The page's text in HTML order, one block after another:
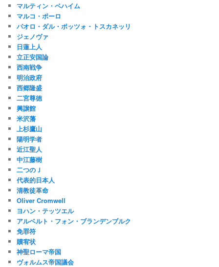
マルティン・ベハイム
マルコ・ポーロ
パオロ・ダル・ポッツォ・トスカネッリ
ジェノヴァ
日蓮上人
立正安国論
西南戦争
明治政府
西郷隆盛
二宮尊徳
興譲館
米沢藩
上杉鷹山
陽明学者
近江聖人
中江藤樹
二つのＪ
代表的日本人
清教徒革命
Oliver Cromwell
ヨハン・テッツエル
アルベルト・フォン・ブランデンブルク
免罪符
贖宥状
神聖ローマ帝国
ヴォルムス帝国議会